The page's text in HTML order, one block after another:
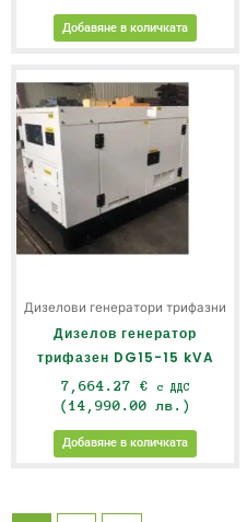
Добавяне в количката
Дизелови генератори трифазни
Дизелов генератор
трифазен DG15-15 kVA
7,664.27 € с ДДС
(14,990.00 лв.)
Добавяне в количката